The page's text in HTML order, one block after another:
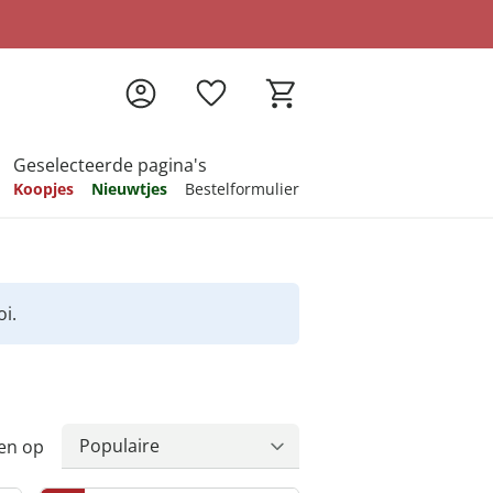
Geselecteerde pagina's
Koopjes Nieuwtjes Bestelformulier
op